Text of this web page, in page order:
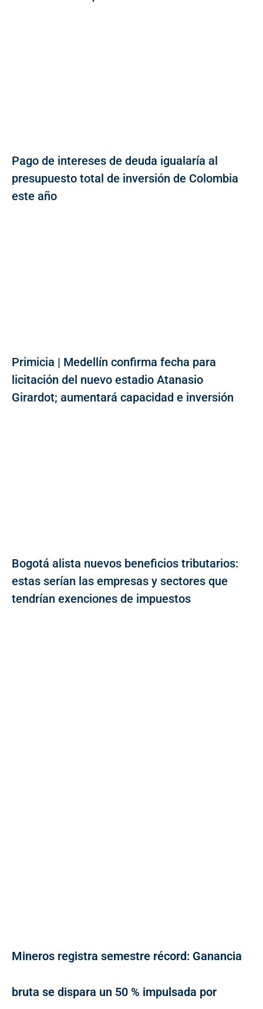
Pago de intereses de deuda igualaría al
presupuesto total de inversión de Colombia
este año
Primicia | Medellín confirma fecha para
licitación del nuevo estadio Atanasio
Girardot; aumentará capacidad e inversión
Bogotá alista nuevos beneficios tributarios:
estas serían las empresas y sectores que
tendrían exenciones de impuestos
Mineros registra semestre récord: Ganancia
bruta se dispara un 50 % impulsada por